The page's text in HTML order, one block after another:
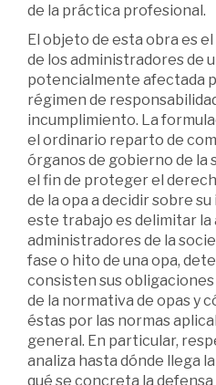
de la práctica profesional.
El objeto de esta obra es
de los administradores de
potencialmente afectada
régimen de
incumplimiento. La
el ordinario reparto de
órganos de gobierno de la
el fin de proteger el
de la opa a decidir sobre
este trabajo es delimitar la
administradores de la
fase o hito de una opa,
consisten sus
de la normativa de opas y
éstas por las normas
general. En particular,
analiza hasta dónde llega
qué se concreta la